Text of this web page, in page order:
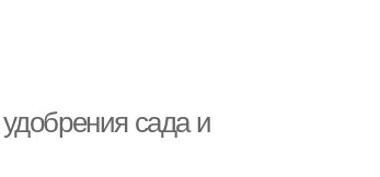
сада и